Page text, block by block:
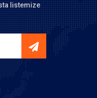
listemize